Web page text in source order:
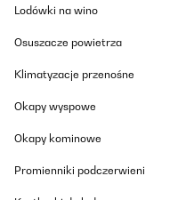
Lodówki na wino
Osuszacze powietrza
Klimatyzacje przenośne
Okapy wyspowe
Okapy kominowe
Promienniki podczerwieni